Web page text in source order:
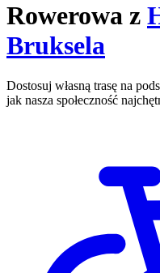
Rowerowa z
Bruksela
Dostosuj własną trasę na
jak nasza społeczność